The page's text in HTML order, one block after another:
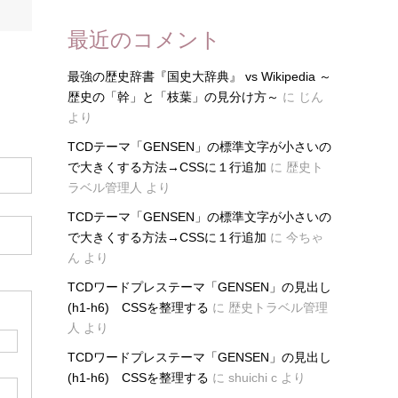
最近のコメント
最強の歴史辞書『国史大辞典』 vs Wikipedia ～
歴史の「幹」と「枝葉」の見分け方～ に じん
より
TCDテーマ「GENSEN」の標準文字が小さいの
で大きくする方法→CSSに１行追加 に 歴史ト
ラベル管理人 より
TCDテーマ「GENSEN」の標準文字が小さいの
で大きくする方法→CSSに１行追加 に 今ちゃ
ん より
TCDワードプレステーマ「GENSEN」の見出し
(h1-h6) CSSを整理する に 歴史トラベル管理
人 より
TCDワードプレステーマ「GENSEN」の見出し
(h1-h6) CSSを整理する に shuichi c より